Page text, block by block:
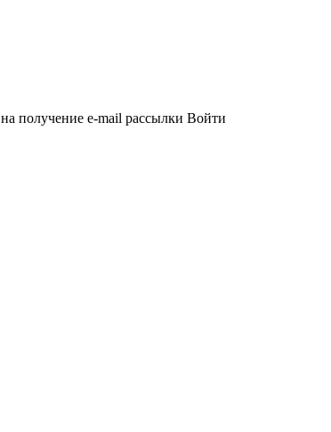
на получение e-mail рассылки Войти